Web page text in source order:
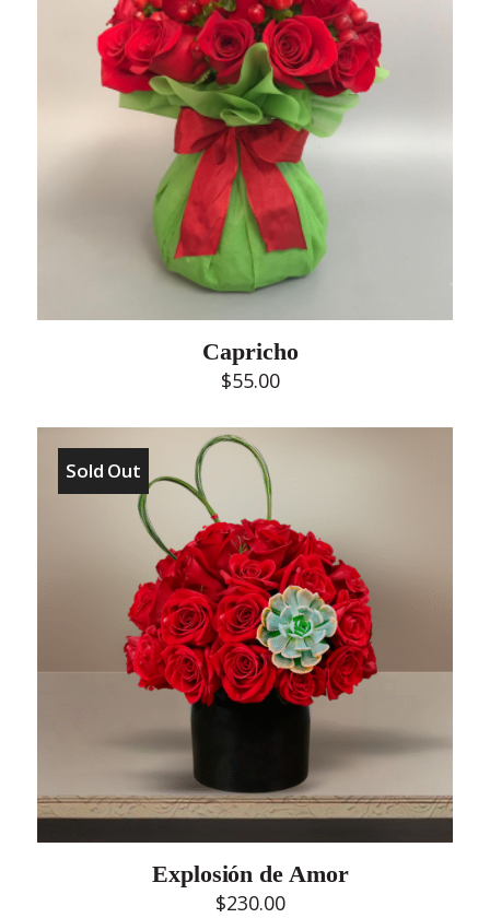
Capricho
$55.00
Sold Out
Explosión de Amor
$230.00